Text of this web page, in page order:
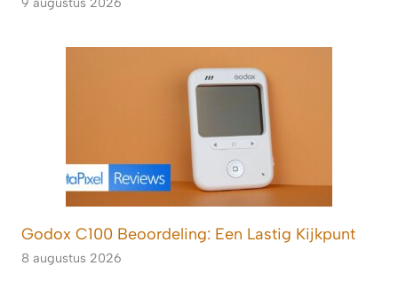
Godox C100 Beoordeling: Een Lastig Kijkpunt
8 augustus 2026